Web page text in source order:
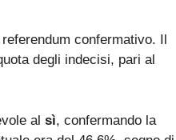
confermativo. Il
degli indecisi, pari al
al sì, confermando la